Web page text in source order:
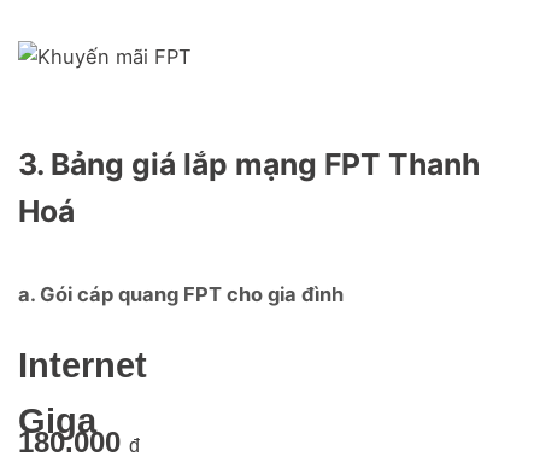
3. Bảng giá lắp mạng FPT Thanh
Hoá
a. Gói cáp quang FPT cho gia đình
Internet
Giga
180.000 đ